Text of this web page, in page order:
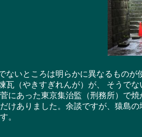
いところは明らかに異なるものが
（やきすぎれんが）が、 そうで
にあった東京集治監（刑務所）で
けありました。余談ですが、猿島
。